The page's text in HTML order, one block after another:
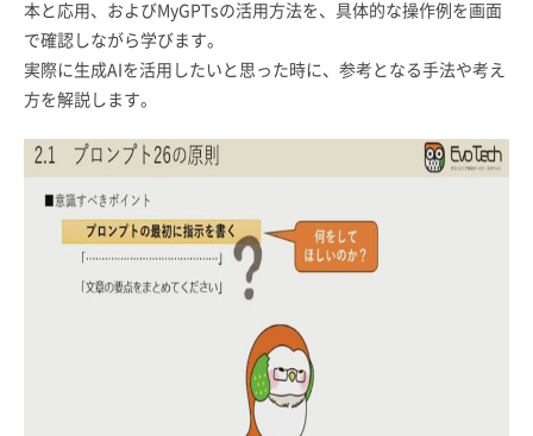
本と応用、およびMyGPTsの活用方法を、具体的な操作例を画面
で確認しながら学びます。
実際に生成AIを活用したいと思った時に、参考となる手法や考え
方を解説します。